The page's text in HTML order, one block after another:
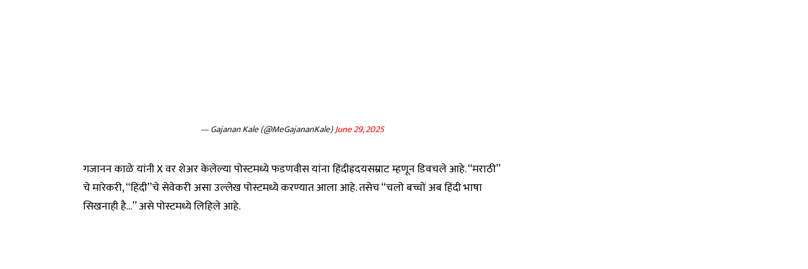
— Gajanan Kale (@MeGajananKale)June 29, 2025
गजानन काळे यांनी X वर शेअर केलेल्या पोस्टमध्ये फडणवीस यांना हिंदीह्रदयसम्राट म्हणून डिवचले आहे. “मराठी”
चे मारेकरी, “हिंदी”चे सेवेकरी असा उल्लेख पोस्टमध्ये करण्यात आला आहे. तसेच “चलो बच्चों अब हिंदी भाषा
सिखनाही है…” असे पोस्टमध्ये लिहिले आहे.